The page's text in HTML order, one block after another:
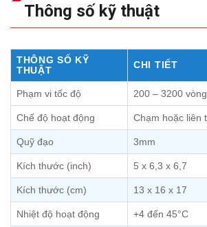
Thông số kỹ thuật
THÔNG SỐ KỸ
THUẬT
CHI TIẾT
Phạm vi tốc độ 200 – 3200
Chế độ hoạt động Chạm hoặc liên
Quỹ đạo 3mm
Kích thước (inch) 5 x 6,3 x 6,7
Kích thước (cm) 13 x 16 x 17
Nhiệt độ hoạt động +4 đến 45°C